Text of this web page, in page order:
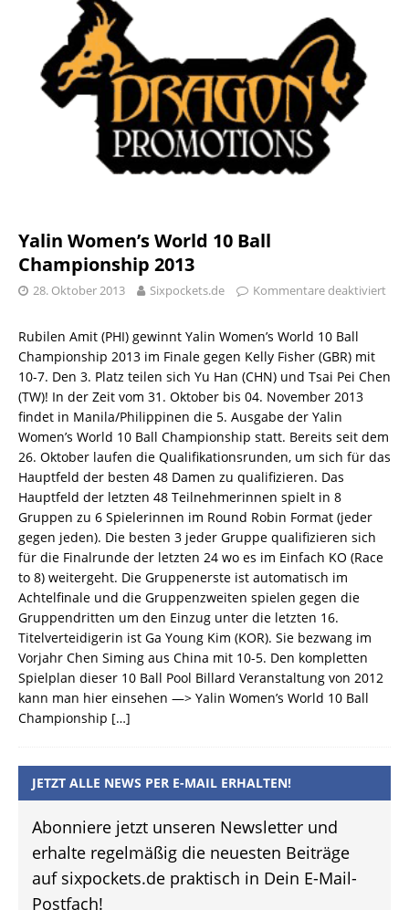
Yalin Women’s World 10 Ball
Championship 2013
28. Oktober 2013 Sixpockets.de Kommentare deaktiviert
Rubilen Amit (PHI) gewinnt Yalin Women’s World 10 Ball
Championship 2013 im Finale gegen Kelly Fisher (GBR) mit
10-7. Den 3. Platz teilen sich Yu Han (CHN) und Tsai Pei Chen
(TW)! In der Zeit vom 31. Oktober bis 04. November 2013
findet in Manila/Philippinen die 5. Ausgabe der Yalin
Women’s World 10 Ball Championship statt. Bereits seit dem
26. Oktober laufen die Qualifikationsrunden, um sich für das
Hauptfeld der besten 48 Damen zu qualifizieren. Das
Hauptfeld der letzten 48 Teilnehmerinnen spielt in 8
Gruppen zu 6 Spielerinnen im Round Robin Format (jeder
gegen jeden). Die besten 3 jeder Gruppe qualifizieren sich
für die Finalrunde der letzten 24 wo es im Einfach KO (Race
to 8) weitergeht. Die Gruppenerste ist automatisch im
Achtelfinale und die Gruppenzweiten spielen gegen die
Gruppendritten um den Einzug unter die letzten 16.
Titelverteidigerin ist Ga Young Kim (KOR). Sie bezwang im
Vorjahr Chen Siming aus China mit 10-5. Den kompletten
Spielplan dieser 10 Ball Pool Billard Veranstaltung von 2012
kann man hier einsehen —> Yalin Women’s World 10 Ball
Championship […]
JETZT ALLE NEWS PER E-MAIL ERHALTEN!
Abonniere jetzt unseren Newsletter und
erhalte regelmäßig die neuesten Beiträge
auf sixpockets.de praktisch in Dein E-Mail-
Postfach!